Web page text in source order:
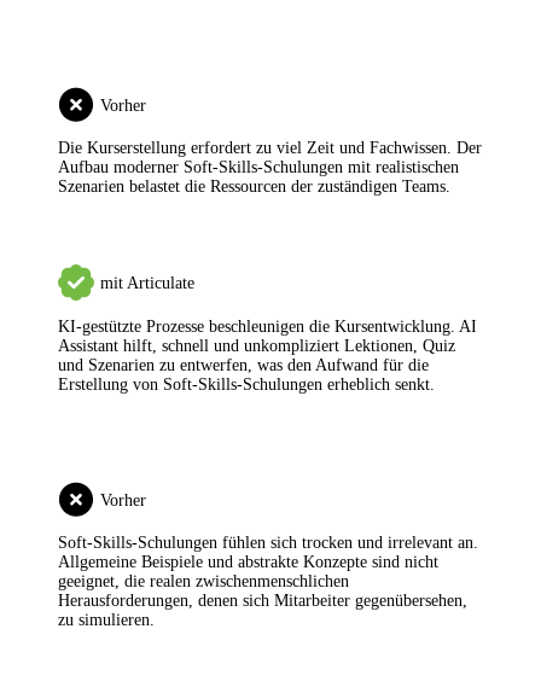
Vorher
Die Kurserstellung erfordert zu viel Zeit und Fachwissen. Der
Aufbau moderner Soft-Skills-Schulungen mit realistischen
Szenarien belastet die Ressourcen der zuständigen Teams.
mit Articulate
KI-gestützte Prozesse beschleunigen die Kursentwicklung. AI
Assistant hilft, schnell und unkompliziert Lektionen, Quiz
und Szenarien zu entwerfen, was den Aufwand für die
Erstellung von Soft-Skills-Schulungen erheblich senkt.
Vorher
Soft-Skills-Schulungen fühlen sich trocken und irrelevant an.
Allgemeine Beispiele und abstrakte Konzepte sind nicht
geeignet, die realen zwischenmenschlichen
Herausforderungen, denen sich Mitarbeiter gegenübersehen,
zu simulieren.